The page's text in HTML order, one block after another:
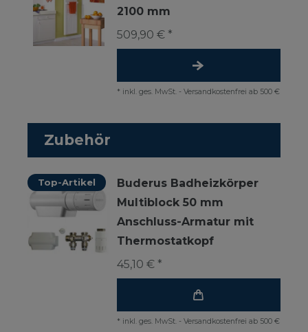
2100 mm
509,90 € *
* inkl. ges. MwSt. - Versandkostenfrei ab 500 €
Zubehör
Top-Artikel
Buderus Badheizkörper
Multiblock 50 mm
Anschluss-Armatur mit
Thermostatkopf
45,10 € *
* inkl. ges. MwSt. - Versandkostenfrei ab 500 €